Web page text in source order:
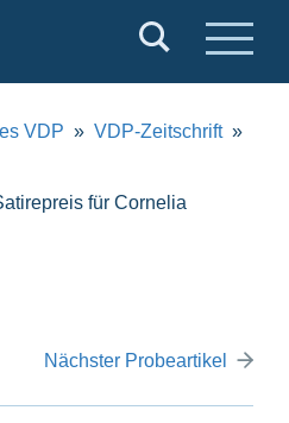
VDP
VDP-Zeitschrift
für Cornelia
Nächster Probeartikel